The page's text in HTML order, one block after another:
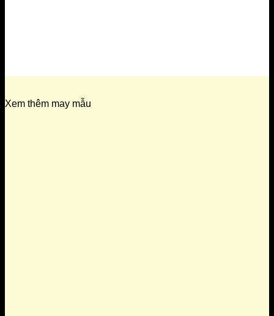
Xem thêm may mẫu